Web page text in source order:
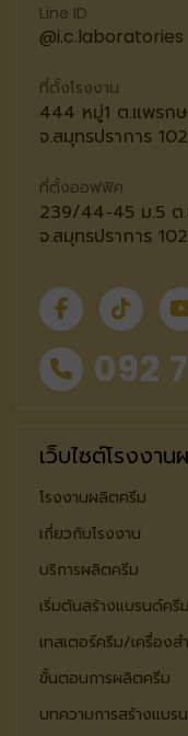
Line ID
@i.c.laboratories
ที่ตั้งโรงงาน
444 หมู่1 ต.แพรกษ
จ.สมุทรปราการ
ที่ตั้งออฟฟิศ
239/44-45 ม.5 ต.
จ.สมุทรปราการ
092
เว็บไซต์โรงงา
โรงงานผลิตครีม
เกี่ยวกับโรงงาน
บริการผลิตครีม
เริ่มต้นสร้างแบรนด์ครีม
เทสเตอร์ครีม/เครื่องส
ขั้นตอนการผลิตครีม
บทความการสร้างแบร